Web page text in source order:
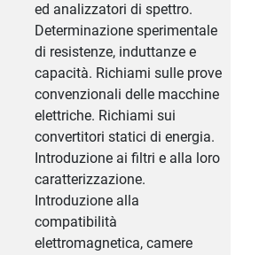
ed analizzatori di spettro.
Determinazione sperimentale
di resistenze, induttanze e
capacità. Richiami sulle prove
convenzionali delle macchine
elettriche. Richiami sui
convertitori statici di energia.
Introduzione ai filtri e alla loro
caratterizzazione.
Introduzione alla
compatibilità
elettromagnetica, camere